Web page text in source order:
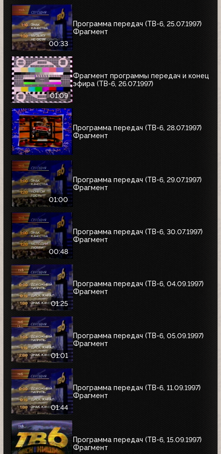
00:33
Программа передач (ТВ-6, 25.07.1997)
Фрагмент
01:09
Фрагмент программы передач и конец
эфира (ТВ-6, 26.07.1997)
Программа передач (ТВ-6, 28.07.1997)
Фрагмент
01:00
Программа передач (ТВ-6, 29.07.1997)
Фрагмент
00:48
Программа передач (ТВ-6, 30.07.1997)
Фрагмент
01:25
Программа передач (ТВ-6, 04.09.1997)
Фрагмент
01:01
Программа передач (ТВ-6, 05.09.1997)
Фрагмент
01:44
Программа передач (ТВ-6, 11.09.1997)
Фрагмент
Программа передач (ТВ-6, 15.09.1997)
Фрагмент